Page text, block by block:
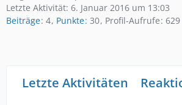
Letzte Aktivität: 6. Januar 2016 um 13:03
Beiträge 4 Punkte 30 Profil-Aufrufe 629
Letzte Aktivitäten